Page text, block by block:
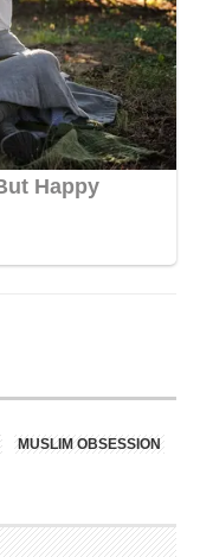
MUSLIM OBSESSION